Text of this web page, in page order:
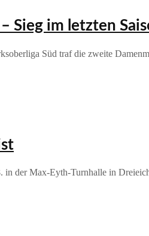
Sieg im letzten
Süd traf die zweite
der Max‑Eyth‑Turnhalle in